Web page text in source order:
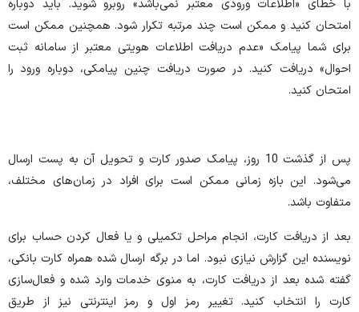
با خطای «اطلاعات ورودی معتبر نمی‌باشد» روبرو شوید. باید دوباره
امتحان کنید و ممکن است چند مرتبه تکرار شود. همچنین ممکن است
برای شما پیامک «عدم دریافت اطلاعات هویتی معتبر از سامانه ثبت
احوال» دریافت کنید. در صورت دریافت چنین پیامکی، دوباره ورود را
امتحان کنید.
پس از گذشت 10 روز، پیامک صدور کارت و تحویل آن به پست ارسال
می‌شود. این بازه زمانی ممکن است برای افراد در زمان‌های مختلف،
متفاوت باشد.
بعد از دریافت کارت، انجام مراحل تکمیلی و یا فعال کردن حساب برای
نویسنده این گزارش نیازی نبود. اما در برگه ارسال شده همراه کارت بانکی،
گفته شده بعد از دریافت کارت، به منوی خدمات وارد شده و فعال‌سازی
کارت را انتخاب کنید. تغییر رمز اول و رمز اینترنتی نیز از طریق